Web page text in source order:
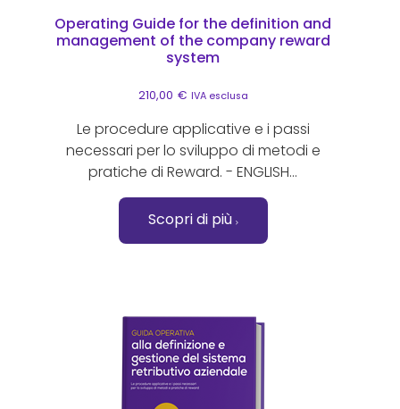
Operating Guide for the definition and
management of the company reward
system
210,00 € IVA esclusa
Le procedure applicative e i passi
necessari per lo sviluppo di metodi e
pratiche di Reward. - ENGLISH...
Scopri di più
Questo prodotto ha più varianti. Le opzioni